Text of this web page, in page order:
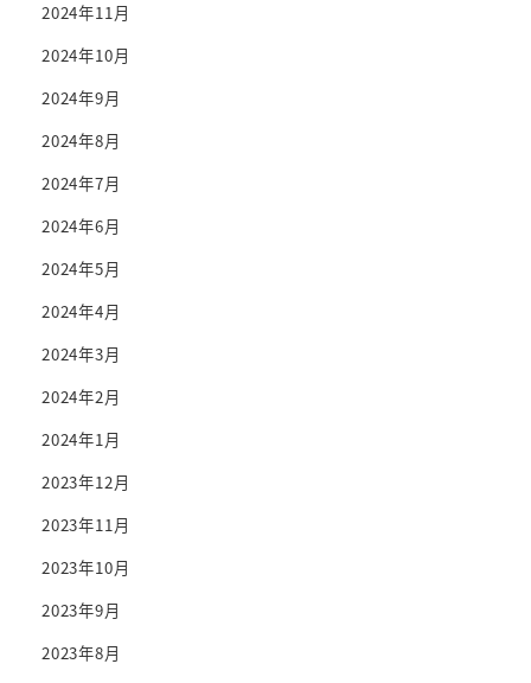
2024年11月
2024年10月
2024年9月
2024年8月
2024年7月
2024年6月
2024年5月
2024年4月
2024年3月
2024年2月
2024年1月
2023年12月
2023年11月
2023年10月
2023年9月
2023年8月